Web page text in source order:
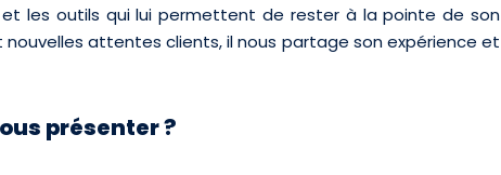
les outils qui lui permettent de rester à la pointe de son
attentes clients, il nous partage son expérience et
présenter ?